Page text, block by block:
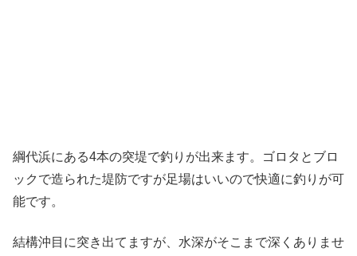
綱代浜にある4本の突堤で釣りが出来ます。ゴロタとブロ
ックで造られた堤防ですが足場はいいので快適に釣りが可
能です。
結構沖目に突き出てますが、水深がそこまで深くありませ